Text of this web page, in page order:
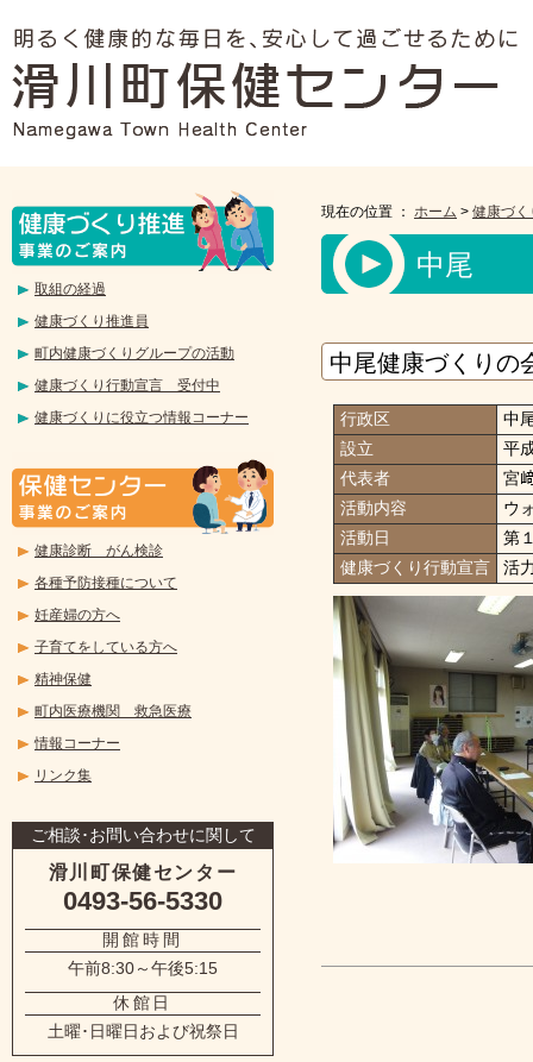
現在の位置 ： ホーム > 健康づ
中尾
中尾健康づくりの
行政区
中
設立
平
代表者
宮
活動内容
ウ
活動日
第
健康づくり行動宣言
活
取組の経過
健康づくり推進員
町内健康づくりグループの活動
健康づくり行動宣言 受付中
健康づくりに役立つ情報コーナー
健康診断 がん検診
各種予防接種について
妊産婦の方へ
子育てをしている方へ
精神保健
町内医療機関 救急医療
情報コーナー
リンク集
ご相談･お問い合わせに関して
滑川町保健センター
0493-56-5330
開館時間
午前8:30～午後5:15
休館日
土曜･日曜日および祝祭日